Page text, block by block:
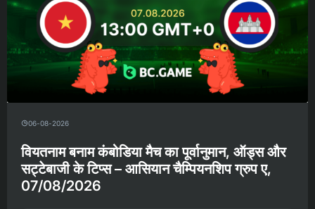
06-08-2026
वियतनाम बनाम कंबोडिया मैच का पूर्वानुमान, ऑड्स और
सट्टेबाजी के टिप्स – आसियान चैम्पियनशिप ग्रुप ए,
07/08/2026